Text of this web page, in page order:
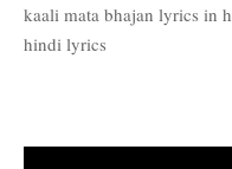
kaali mata bhajan lyrics in
hindi lyrics